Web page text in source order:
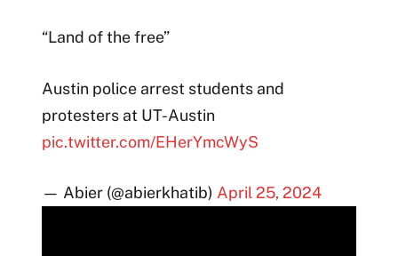
“Land of the free”
Austin police arrest students and
protesters at UT-Austin
pic.twitter.com/EHerYmcWyS
— Abier (@abierkhatib) April 25, 2024